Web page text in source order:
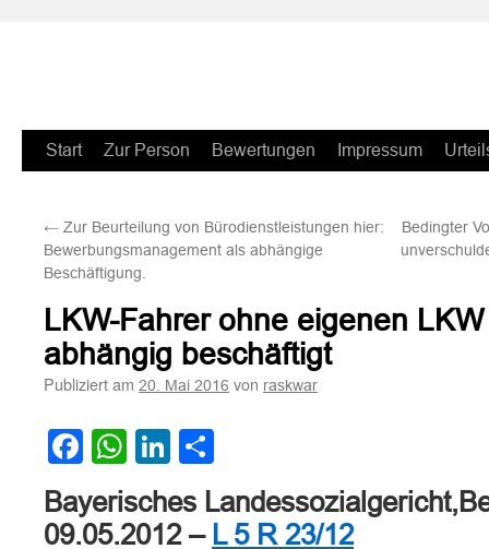
Zum
springen
Start Zur Person Bewertungen Impressum
← Zur Beurteilung von Bürodienstleistungen hier:
Bewerbungsmanagement als abhängige
Beschäftigung.
Bedingter
LKW-Fahrer ohne eigenen
abhängig beschäftigt
Publiziert am 20. Mai 2016 von raskwar
Facebook
WhatsApp
LinkedIn
Bayerisches
09.05.2012 – L 5 R 23/12